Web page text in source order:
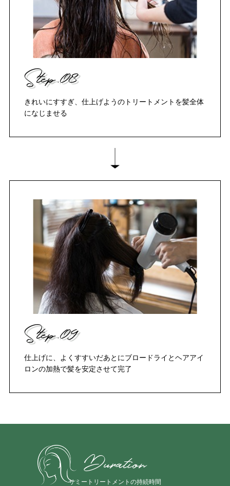
Step.08
きれいにすすぎ、仕上げようのトリートメントを髪全体
になじませる
Step.09
仕上げに、よくすすいだあとにブロードライとヘアアイ
ロンの加熱で髪を安定させて完了
Duration
サミートリートメントの持続時間